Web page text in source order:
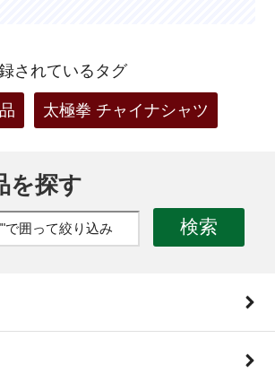
されているタグ
太極拳 チャイナシャツ
を探す
検索